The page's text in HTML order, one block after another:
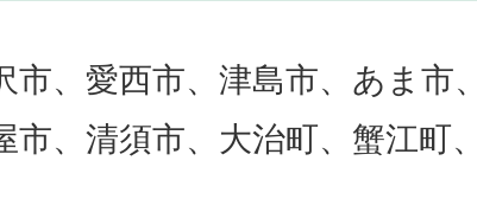
市、愛西市、津島市、あま市
市、清須市、大治町、蟹江町